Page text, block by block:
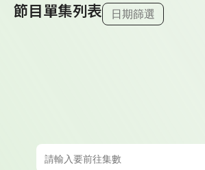
節目單集列表 日期篩選